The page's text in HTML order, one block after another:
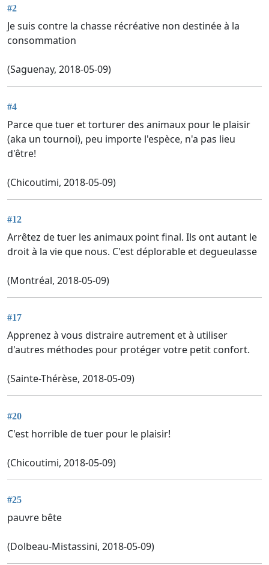
#2
Je suis contre la chasse récréative non destinée à la
consommation
(Saguenay, 2018-05-09)
#4
Parce que tuer et torturer des animaux pour le plaisir
(aka un tournoi), peu importe l'espèce, n'a pas lieu
d'être!
(Chicoutimi, 2018-05-09)
#12
Arrêtez de tuer les animaux point final. Ils ont autant le
droit à la vie que nous. C'est déplorable et degueulasse
(Montréal, 2018-05-09)
#17
Apprenez à vous distraire autrement et à utiliser
d'autres méthodes pour protéger votre petit confort.
(Sainte-Thérèse, 2018-05-09)
#20
C'est horrible de tuer pour le plaisir!
(Chicoutimi, 2018-05-09)
#25
pauvre bête
(Dolbeau-Mistassini, 2018-05-09)